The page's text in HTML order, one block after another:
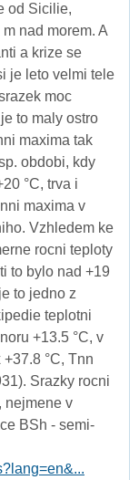
od Sicilie,
nad morem. A
a krize se
je leto velmi tele
moc
to maly ostro
maxima tak
obdobi, kdy
°C, trva i
maxima v
Vzhledem ke
rocni teploty
to bylo nad +19
to jedno z
teplotni
+13.5 °C, v
°C, Tnn
Srazky rocni
nejmene v
BSh - semi-